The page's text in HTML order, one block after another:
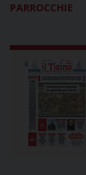
PARROCCHIE